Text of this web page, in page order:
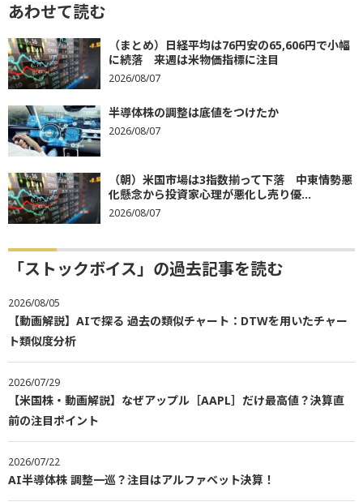
あわせて読む
（まとめ）日経平均は76円安の65,606円で小幅
に続落 来週は米物価指標に注目
2026/08/07
半導体株の調整は底値をつけたか
2026/08/07
（朝）米国市場は3指数揃って下落 中東情勢悪
化懸念から投資家心理が悪化し売り優...
2026/08/07
「ストックボイス」の過去記事を読む
2026/08/05
【動画解説】AIで探る 過去の類似チャート：DTWを用いたチャー
ト類似度分析
2026/07/29
【米国株・動画解説】なぜアップル［AAPL］だけ最高値？決算直
前の注目ポイント
2026/07/22
AI半導体株 調整一巡？注目はアルファベット決算！